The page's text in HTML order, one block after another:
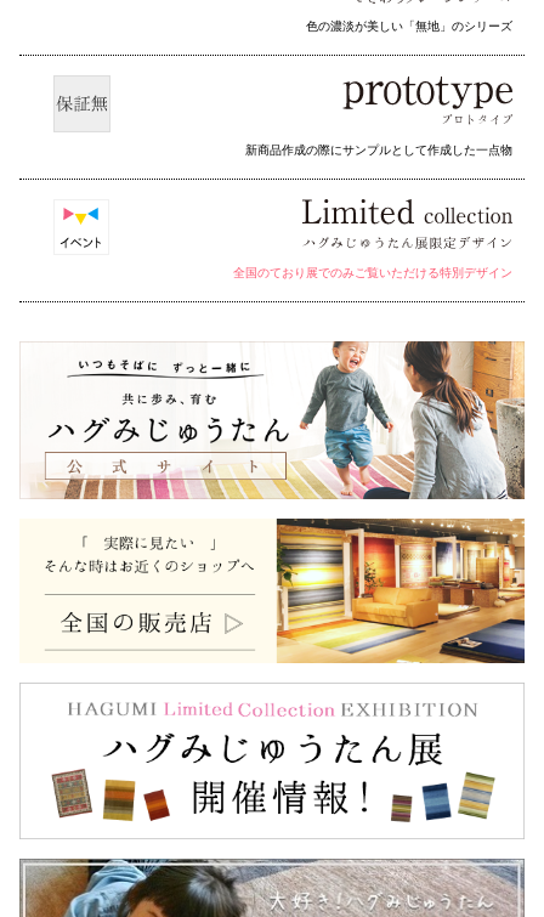
色の濃淡が美しい「無地」のシリーズ
新商品作成の際にサンプルとして作成した一点物
全国のており展でのみご覧いただける特別デザイン